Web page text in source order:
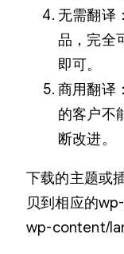
无需翻译
品，完全
即可。
商用翻译
的客户不
断改进。
下载的主题或
贝到相应的
wp-content/